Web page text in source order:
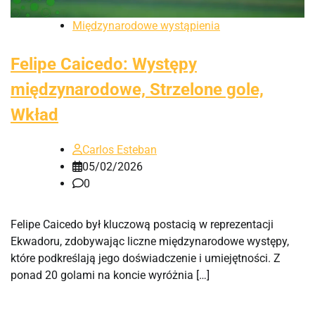
Międzynarodowe wystąpienia
Felipe Caicedo: Występy
międzynarodowe, Strzelone gole,
Wkład
Carlos Esteban
05/02/2026
0
Felipe Caicedo był kluczową postacią w reprezentacji
Ekwadoru, zdobywając liczne międzynarodowe występy,
które podkreślają jego doświadczenie i umiejętności. Z
ponad 20 golami na koncie wyróżnia […]